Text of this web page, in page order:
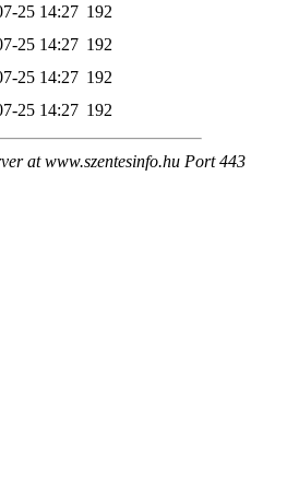
25 14:27 192
25 14:27 192
25 14:27 192
25 14:27 192
at www.szentesinfo.hu Port 443